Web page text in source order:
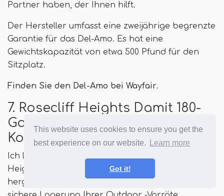
This website uses cookies to ensure you get the
best experience on our website.
Learn more
Got it!
Partner haben, der Ihnen hilft.
Der Hersteller umfasst eine zweijährige begrenzte
Garantie für das Del-Amo. Es hat eine
Gewichtskapazität von etwa 500 Pfund für den
Sitzplatz.
Finden Sie den Del-Amo bei Wayfair.
7. Rosecliff Heights Damit 180-
Gallonen wasserfestes
Korbweiden
Ich liebe diesen Wicker -Look! Der Rosecliff
Heights Damit,
Erhältlich bei Wayfair
hergestellt und ist verdammt wasserdicht für eine